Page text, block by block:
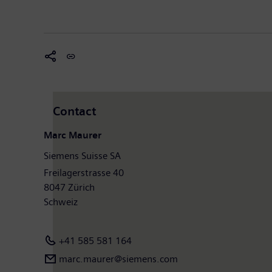
Contact
Marc Maurer
Siemens Suisse SA
Freilagerstrasse 40
8047 Zürich
Schweiz
+41 585 581 164
marc.maurer@siemens.com